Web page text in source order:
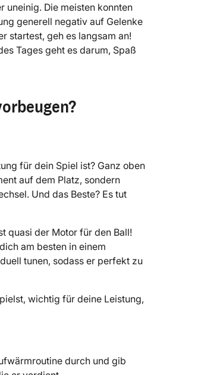
uneinig. Die meisten konnten
generell negativ auf Gelenke
startest, geh es langsam an!
Tages geht es darum, Spaß
für dein Spiel ist? Ganz oben
auf dem Platz, sondern
Und das Beste? Es tut
quasi der Motor für den Ball!
am besten in einem
tunen, sodass er perfekt zu
wichtig für deine Leistung,
durch und gib